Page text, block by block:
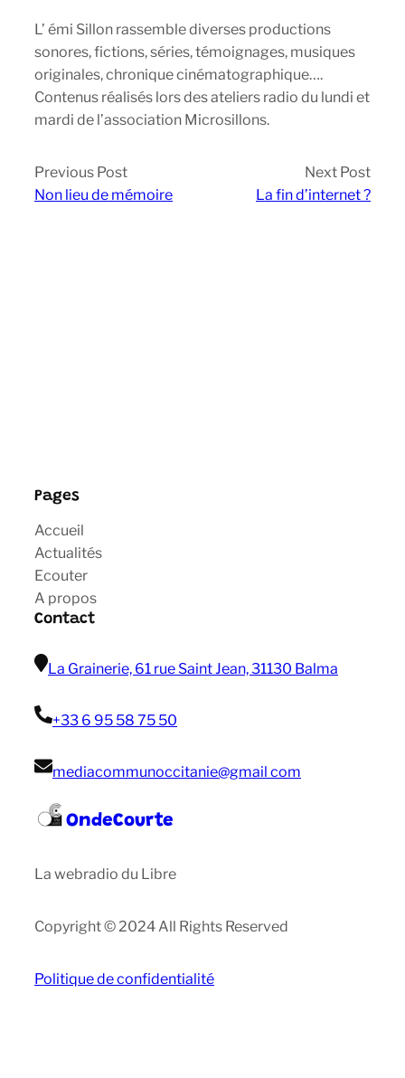
L’ émi Sillon rassemble diverses productions
sonores, fictions, séries, témoignages, musiques
originales, chronique cinématographique….
Contenus réalisés lors des ateliers radio du lundi et
mardi de l’association Microsillons.
Previous Post
Non lieu de mémoire
Next Post
La fin d’internet ?
Pages
Accueil
Actualités
Ecouter
A propos
Contact
La Grainerie, 61 rue Saint Jean, 31130 Balma
+33 6 95 58 75 50
mediacommunoccitanie@gmail com
OndeCourte
La webradio du Libre
Copyright © 2024 All Rights Reserved
Politique de confidentialité